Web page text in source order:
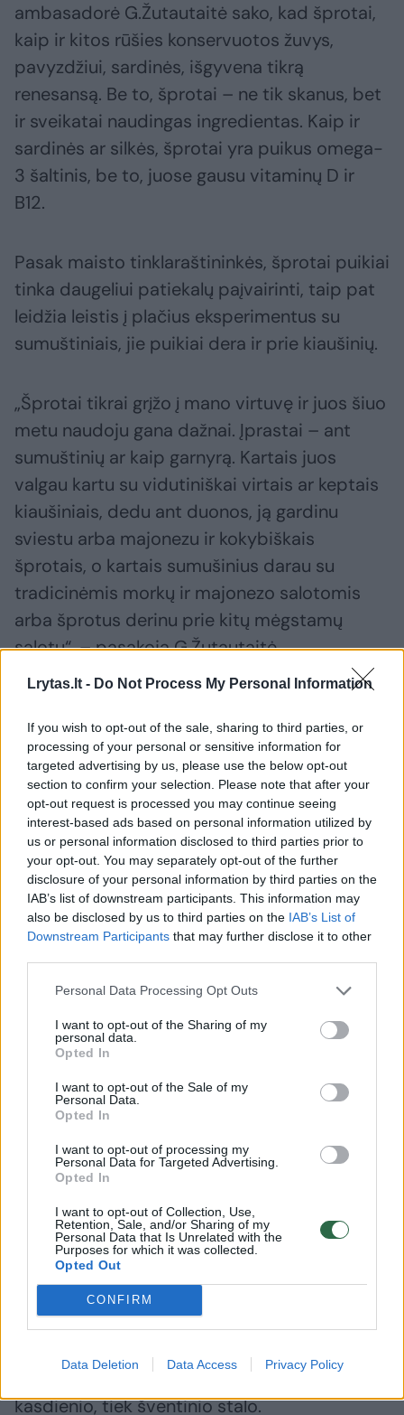
Lrytas.lt - Do Not Process My Personal Information
If you wish to opt-out of the sale, sharing to third parties, or
processing of your personal or sensitive information for
targeted advertising by us, please use the below opt-out
section to confirm your selection. Please note that after your
opt-out request is processed you may continue seeing
interest-based ads based on personal information utilized by
us or personal information disclosed to third parties prior to
your opt-out. You may separately opt-out of the further
disclosure of your personal information by third parties on the
IAB’s list of downstream participants. This information may
also be disclosed by us to third parties on the IAB’s List of
Downstream Participants that may further disclose it to other
Personal Data Processing Opt Outs
I want to opt-out of the Sharing of my
personal data.
Opted In
I want to opt-out of the Sale of my
Personal Data.
Opted In
I want to opt-out of processing my
Personal Data for Targeted Advertising.
Opted In
I want to opt-out of Collection, Use,
Retention, Sale, and/or Sharing of my
Personal Data that Is Unrelated with the
Purposes for which it was collected.
Opted Out
CONFIRM
Data Deletion Data Access Privacy Policy
ambasadorė G.Žutautaitė sako, kad šprotai,
kaip ir kitos rūšies konservuotos žuvys,
pavyzdžiui, sardinės, išgyvena tikrą
renesansą. Be to, šprotai – ne tik skanus, bet
ir sveikatai naudingas ingredientas. Kaip ir
sardinės ar silkės, šprotai yra puikus omega-
3 šaltinis, be to, juose gausu vitaminų D ir
B12.
Pasak maisto tinklaraštininkės, šprotai puikiai
tinka daugeliui patiekalų paįvairinti, taip pat
leidžia leistis į plačius eksperimentus su
sumuštiniais, jie puikiai dera ir prie kiaušinių.
„Šprotai tikrai grįžo į mano virtuvę ir juos šiuo
metu naudoju gana dažnai. Įprastai – ant
sumuštinių ar kaip garnyrą. Kartais juos
valgau kartu su vidutiniškai virtais ar keptais
kiaušiniais, dedu ant duonos, ją gardinu
sviestu arba majonezu ir kokybiškais
šprotais, o kartais sumušinius darau su
tradicinėmis morkų ir majonezo salotomis
arba šprotus derinu prie kitų mėgstamų
salotų“, – pasakoja G.Žutautaitė.
patiekalus
Maisto tinklaraštininkė sako, kad šprotai nėra
vienintelis nostalgiją sukeliantis maistas, kuris
dažnai atsiduria jos lėkštėje.
„Turbūt skaniausias nostalgiškas derinys man
yra konservuoti žirneliai su majonezu. Juos
dažniausiai taip pat valgau kaip garnyrą prie
keptų ar virtų kiaušinių. Kartais pasiilgstu
virtų dešrelių, daktariškos dešros, tačiau
atsisakiusi mėsos vietoj jų dabar renkuosi
Ir nors dažniausiai maisto tinklaraščių
autoriai daug dėmesio skiria estetikai,
G.Žutautaitė sako, kad patiekalus bei derinius
ne visada būtina „modernizuoti“.
Jais galima mėgautis ir vaikystę primenančiu
būdu – juk maistas ir ragavimas gali sukelti
malonius prisiminimus, sako tinklarašininkė ir
dalijasi šiek tiek patobulintu sumuštinių su
šprotais receptu, kuris puikiai tiks tiek ant
kasdienio, tiek šventinio stalo.